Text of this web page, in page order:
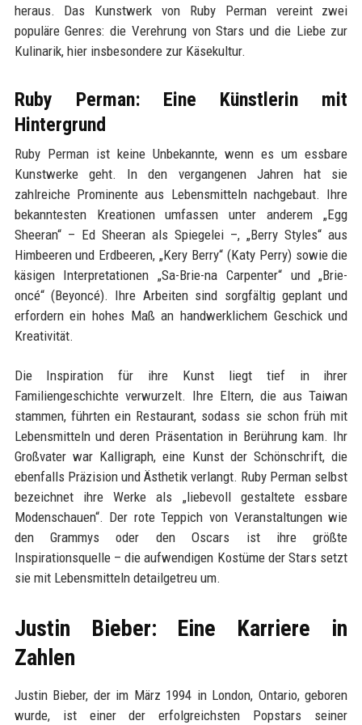
heraus. Das Kunstwerk von Ruby Perman vereint zwei
populäre Genres: die Verehrung von Stars und die Liebe zur
Kulinarik, hier insbesondere zur Käsekultur.
Ruby Perman: Eine Künstlerin mit
Hintergrund
Ruby Perman ist keine Unbekannte, wenn es um essbare
Kunstwerke geht. In den vergangenen Jahren hat sie
zahlreiche Prominente aus Lebensmitteln nachgebaut. Ihre
bekanntesten Kreationen umfassen unter anderem „Egg
Sheeran“ – Ed Sheeran als Spiegelei –, „Berry Styles“ aus
Himbeeren und Erdbeeren, „Kery Berry“ (Katy Perry) sowie die
käsigen Interpretationen „Sa-Brie-na Carpenter“ und „Brie-
oncé“ (Beyoncé). Ihre Arbeiten sind sorgfältig geplant und
erfordern ein hohes Maß an handwerklichem Geschick und
Kreativität.
Die Inspiration für ihre Kunst liegt tief in ihrer
Familiengeschichte verwurzelt. Ihre Eltern, die aus Taiwan
stammen, führten ein Restaurant, sodass sie schon früh mit
Lebensmitteln und deren Präsentation in Berührung kam. Ihr
Großvater war Kalligraph, eine Kunst der Schönschrift, die
ebenfalls Präzision und Ästhetik verlangt. Ruby Perman selbst
bezeichnet ihre Werke als „liebevoll gestaltete essbare
Modenschauen“. Der rote Teppich von Veranstaltungen wie
den Grammys oder den Oscars ist ihre größte
Inspirationsquelle – die aufwendigen Kostüme der Stars setzt
sie mit Lebensmitteln detailgetreu um.
Justin Bieber: Eine Karriere in
Zahlen
Justin Bieber, der im März 1994 in London, Ontario, geboren
wurde, ist einer der erfolgreichsten Popstars seiner